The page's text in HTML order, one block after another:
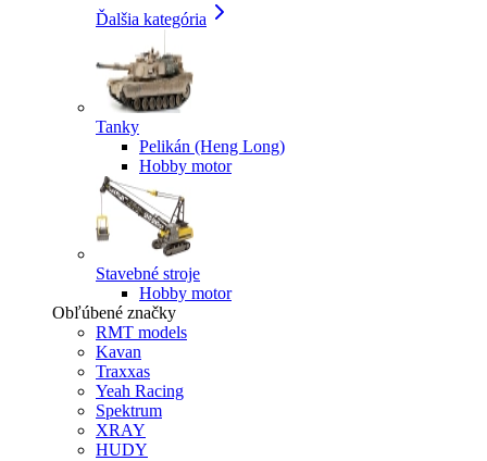
Ďalšia kategória
Tanky
Pelikán (Heng Long)
Hobby motor
Stavebné stroje
Hobby motor
Obľúbené značky
RMT models
Kavan
Traxxas
Yeah Racing
Spektrum
XRAY
HUDY